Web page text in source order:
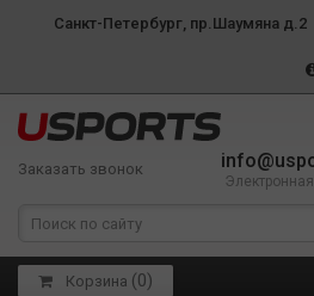
Санкт-Петербург, пр.Шаумяна д.2
Заказать звонок
Корзина (0)